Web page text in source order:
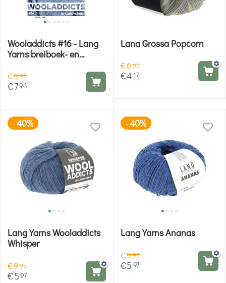
Wooladdicts #16 - Lang
Yarns breiboek- en
€995
€796
Lana Grossa Popcorn
€695
€417
-40%
Lang Yarns Wooladdicts
Whisper
€995
€597
-40%
Lang Yarns Ananas
€995
€5 97